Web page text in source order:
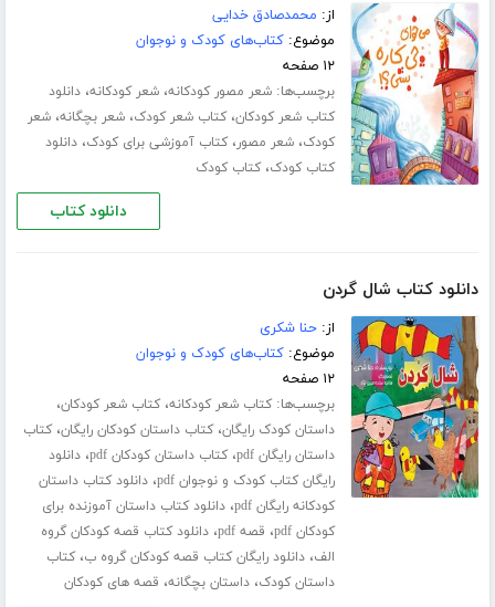
از: محمدصادق خدایی
موضوع:کتاب‌های کودک و نوجوان
۱۲ صفحه
برچسب‌ها:شعر مصور کودکانه،شعر کودکانه،دانلود
کتاب شعر کودکان،کتاب شعر کودک،شعر بچگانه،شعر
کودک،شعر مصور،کتاب آموزشی برای کودک،دانلود
کتاب کودک،کتاب کودک
دانلود کتاب
دانلود کتاب شال گردن
از:حنا شکری
موضوع:کتاب‌های کودک و نوجوان
۱۲ صفحه
برچسب‌ها:کتاب شعر کودکانه،کتاب شعر کودکان،
داستان کودک رایگان،کتاب داستان کودکان رایگان،کتاب
داستان رایگان pdf
،کتاب داستان کودکان pdf ،دانلود
رایگان کتاب کودک و نوجوان pdf
،دانلود کتاب داستان
کودکانه رایگان pdf
،دانلود کتاب داستان آموزنده برای
کودکان pdf
، قصه pdf ،دانلود کتاب قصه کودکان گروه
الف،دانلود رایگان کتاب قصه کودکان گروه ب،کتاب
داستان کودک،داستان بچگانه، قصه های کودکان